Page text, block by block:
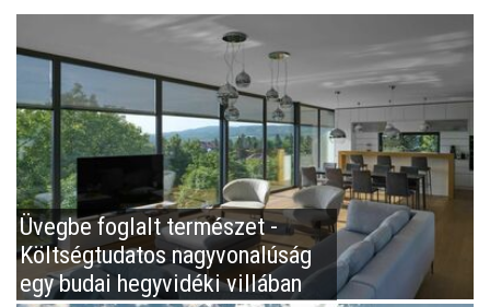
Üvegbe foglalt természet -
Költségtudatos nagyvonalúság
egy budai hegyvidéki villában